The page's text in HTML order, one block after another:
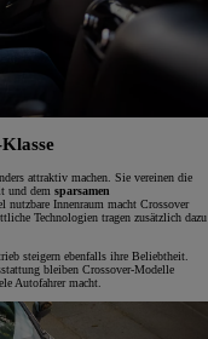
attraktiv machen. Sie vereinen die
und dem sparsamen
Innenraum macht Crossover
Technologien tragen zusätzlich dazu
steigern ebenfalls ihre Beliebtheit.
bleiben Crossover-Modelle
Autofahrer macht.